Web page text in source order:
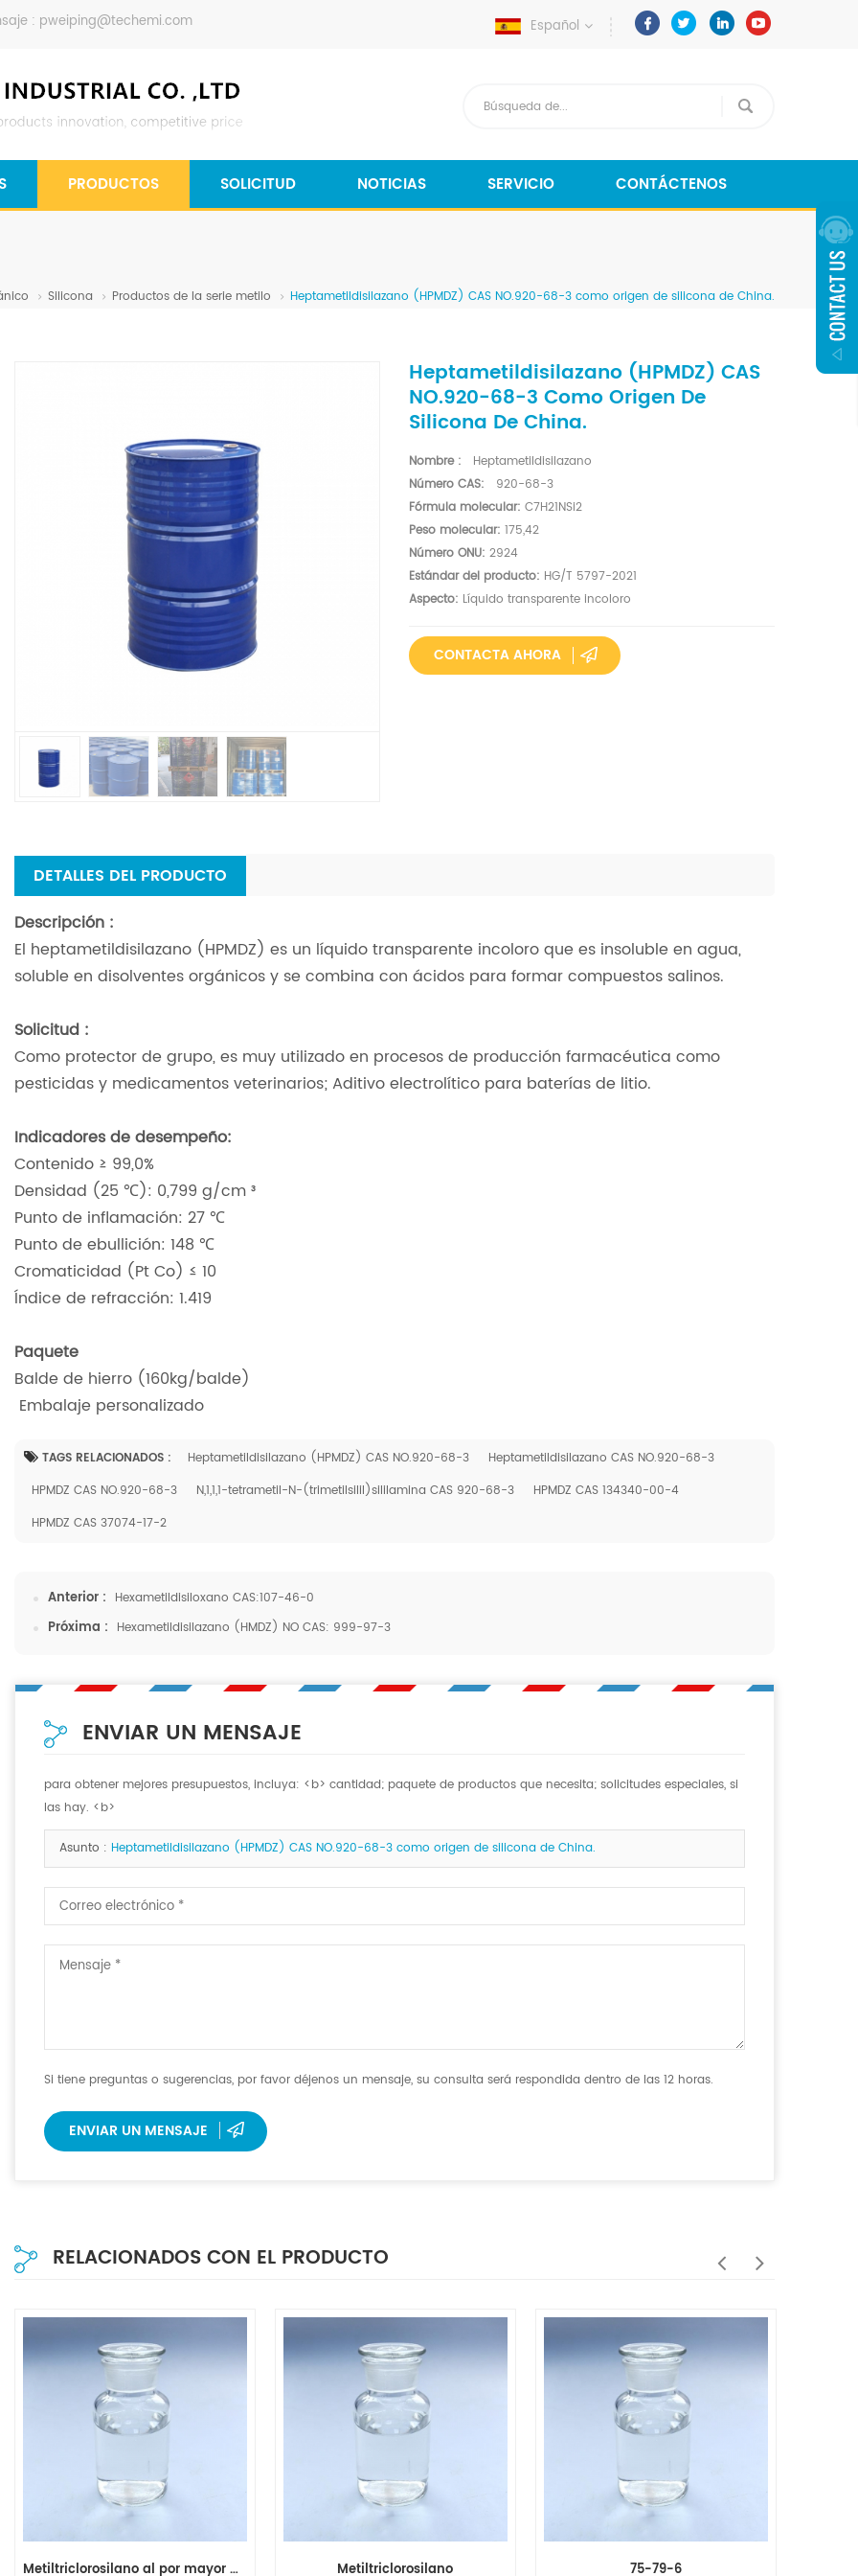
: pweiping@techemi.com Español
PRODUCTOS SOLICITUD NOTICIAS SERVICIO CONTÁCTENOS
Silicona Productos de la serie metilo Heptametildisilazano (HPMDZ) CAS NO.920-68-3 como origen de silicona de China.
Heptametildisilazano (HPMDZ) CAS
NO.920-68-3 Como Origen De
Silicona De China.
Nombre :
Heptametildisilazano
Número CAS:
920-68-3
Fórmula molecular: C7H21NSi2
Peso molecular: 175,42
Número ONU: 2924
Estándar del producto: HG/T 5797-2021
Aspecto: Líquido transparente incoloro
CONTACTA AHORA
DETALLES DEL PRODUCTO
Descripción :
El heptametildisilazano (HPMDZ) es un líquido transparente incoloro que es insoluble en agua,
soluble en disolventes orgánicos y se combina con ácidos para formar compuestos salinos.
Solicitud :
Como protector de grupo, es muy utilizado en procesos de producción farmacéutica como
pesticidas y medicamentos veterinarios; Aditivo electrolítico para baterías de litio.
Indicadores de desempeño:
Contenido ≥ 99,0%
Densidad (25 ℃): 0,799 g/cm ³
Punto de inflamación: 27 ℃
Punto de ebullición: 148 ℃
Cromaticidad (Pt Co) ≤ 10
Índice de refracción: 1.419
Paquete
Balde de hierro (160kg/balde)
Embalaje personalizado
TAGS RELACIONADOS : Heptametildisilazano (HPMDZ) CAS NO.920-68-3
Heptametildisilazano CAS NO.920-68-3
HPMDZ CAS NO.920-68-3
N,1,1,1-tetrametil-N-(trimetilsilil)sililamina CAS 920-68-3
HPMDZ CAS 134340-00-4
HPMDZ CAS 37074-17-2
Anterior : Hexametildisiloxano CAS:107-46-0
Próxima : Hexametildisilazano (HMDZ) NO CAS: 999-97-3
ENVIAR UN MENSAJE
para obtener mejores presupuestos, incluya: <b> cantidad; paquete de productos que necesita; solicitudes especiales, si
las hay. <b>
Asunto : Heptametildisilazano (HPMDZ) CAS NO.920-68-3 como origen de silicona de China.
Si tiene preguntas o sugerencias, por favor déjenos un mensaje, su consulta será respondida dentro de las 12 horas.
ENVIAR UN MENSAJE
RELACIONADOS CON EL PRODUCTO
Metiltriclorosilano al por mayor MTCS CAS NO.75-79-6 Metiltriclorosilano 75-79-6